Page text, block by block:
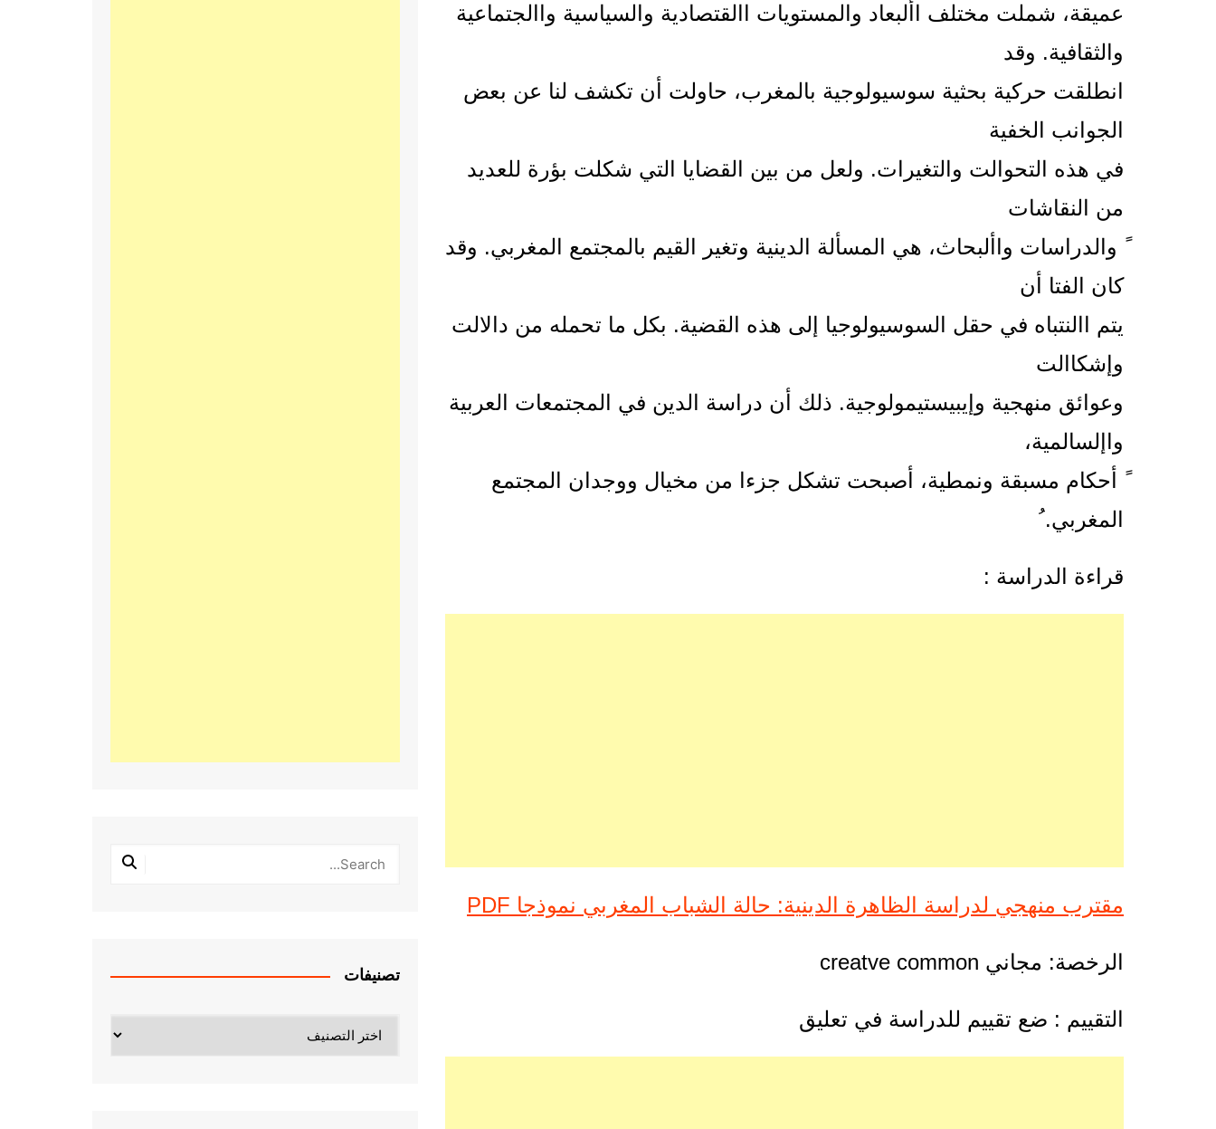
عميقة، شملت مختلف األبعاد والمستويات االقتصادية والسياسية واالجتماعية
والثقافية. وقد
انطلقت حركية بحثية سوسيولوجية بالمغرب، حاولت أن تكشف لنا عن بعض
الجوانب الخفية
في هذه التحوالت والتغيرات. ولعل من بين القضايا التي شكلت بؤرة للعديد
من النقاشات
ً والدراسات واألبحاث، هي المسألة الدينية وتغير القيم بالمجتمع المغربي. وقد
كان الفتا أن
يتم االنتباه في حقل السوسيولوجيا إلى هذه القضية. بكل ما تحمله من دالالت
وإشكاالت
وعوائق منهجية وإيبيستيمولوجية. ذلك أن دراسة الدين في المجتمعات العربية
واإلسالمية،
ً أحكام مسبقة ونمطية، أصبحت تشكل جزءا من مخيال ووجدان المجتمع
المغربي. ُ
قراءة الدراسة :
مقترب منهجي لدراسة الظاهرة الدينية: حالة الشباب المغربي نموذجا PDF
الرخصة: مجاني creatve common
التقييم : ضع تقييم للدراسة في تعليق
تصنيفات